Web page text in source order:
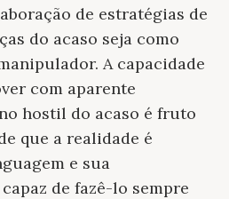
de estratégias de
do acaso seja como
A capacidade
com aparente
hostil do acaso é fruto
que a realidade é
e sua
de fazê-lo sempre